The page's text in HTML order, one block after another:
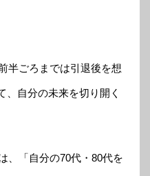
半ごろまでは引退後を想
、自分の未来を切り開く
、「自分の70代・80代を